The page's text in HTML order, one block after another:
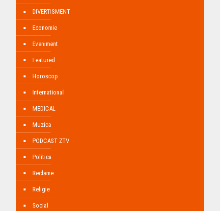
DIVERTISMENT
Economie
Eveniment
Featured
Horoscop
International
MEDICAL
Muzica
PODCAST ZTV
Politica
Reclame
Religie
Social